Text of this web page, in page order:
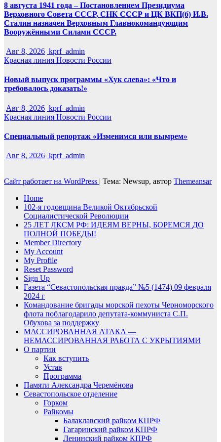
8 августа 1941 года – Постановлением Президиума
Верховного Совета СССР, СНК СССР и ЦК ВКП(б) И.В.
Сталин назначен Верховным Главнокомандующим
Вооружёнными Силами СССР.
Авг 8, 2026 kprf_admin
Красная линия Новости России
Новый выпуск программы «Хук слева»: «Что и
требовалось доказать!»
Авг 8, 2026 kprf_admin
Красная линия Новости России
Специальный репортаж «Изменимся или вымрем»
Авг 8, 2026 kprf_admin
Сайт работает на WordPress | Тема: Newsup, автор Themeansar
Home
102-я годовщина Великой Октябрьской
Социалистической Революции
25 ЛЕТ ЛКСМ РФ: ИДЕЯМ ВЕРНЫ, БОРЕМСЯ ДО
ПОЛНОЙ ПОБЕДЫ!
Member Directory
My Account
My Profile
Reset Password
Sign Up
Газета “Севастопольская правда” №5 (1474) 09 февраля
2024 г
Командование бригады морской пехоты Черноморского
флота поблагодарило депутата-коммуниста С.П.
Обухова за поддержку
МАССИРОВАННАЯ АТАКА —
НЕМАССИРОВАННАЯ РАБОТА С УКРЫТИЯМИ
О партии
Как вступить
Устав
Программа
Памяти Александра Черемёнова
Севастопольское отделение
Горком
Райкомы
Балаклавский райком КПРФ
Гагаринский райком КПРФ
Ленинский райком КПРФ